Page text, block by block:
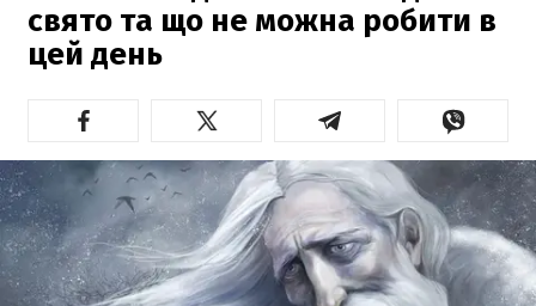
свято та що не можна робити в
цей день